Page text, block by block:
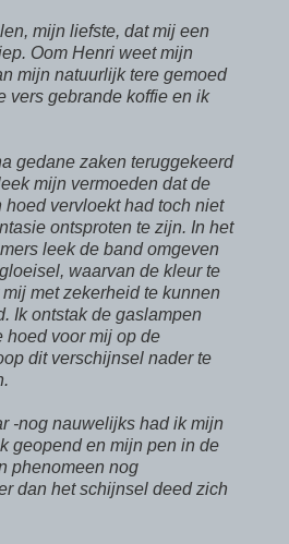
mijn liefste, dat mij een
Oom Henri weet mijn
mijn natuurlijk tere gemoed
vers gebrande koffie en ik
gedane zaken teruggekeerd
mijn vermoeden dat de
hoed vervloekt had toch niet
ontsproten te zijn. In het
leek de band omgeven
waarvan de kleur te
met zekerheid te kunnen
Ik ontstak de gaslampen
hoed voor mij op de
dit verschijnsel nader te
-nog nauwelijks had ik mijn
geopend en mijn pen in de
phenomeen nog
dan het schijnsel deed zich